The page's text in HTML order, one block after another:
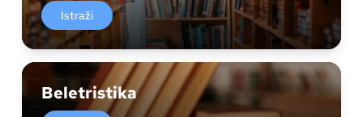
Istraži
Beletristika